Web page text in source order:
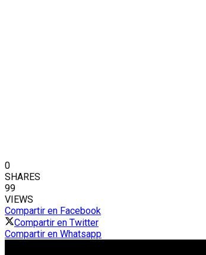
0
SHARES
99
VIEWS
Compartir en Facebook
Compartir en Twitter
Compartir en Whatsapp